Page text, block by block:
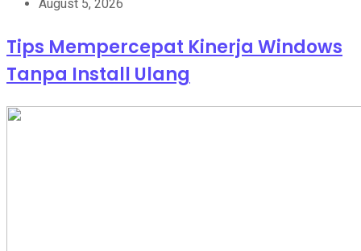
August 5, 2026
Tips Mempercepat Kinerja Windows
Tanpa Install Ulang